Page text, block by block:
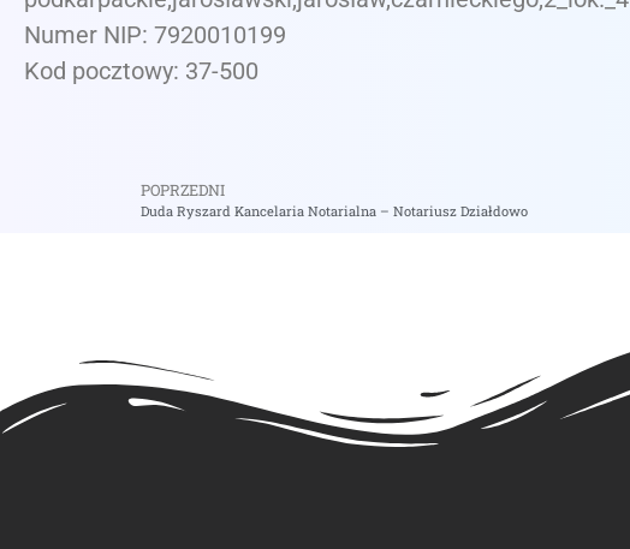
Numer NIP: 7920010199
Kod pocztowy: 37-500
POPRZEDNI
Duda Ryszard Kancelaria Notarialna – Notariusz Działdowo